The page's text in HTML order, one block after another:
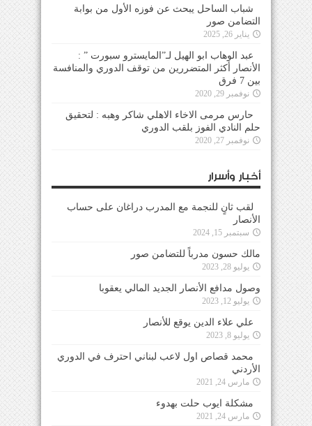
شباب الساحل يبحث عن فوزه الأول من بوابة
التضامن صور
يناير 26, 2025
عبد الوهاب ابو الهيل لـ”المايسترو سبورت ” :
الأنصار أكثر المتضررين من توقف الدوري والمنافسة
بين 7 فرق
نوفمبر 29, 2020
حارس مرمى الاخاء الاهلي شاكر وهبه : لتحقيق
حلم النادي الفوز بلقب الدوري
نوفمبر 27, 2020
أخبار وأسرار
لقب ثانٍ للنجمة مع المدرب دراغان على حساب
الأنصار
سبتمبر 15, 2024
مالك حسون مدرباً للتضامن صور
يوليو 28, 2023
وصول مدافع الأنصار الجديد المالي يعقوبا
يوليو 12, 2023
علي علاء الدين يوقع للأنصار
يوليو 8, 2023
محمد قصاص اول لاعب لبناني احترف في الدوري
الأردني
مارس 24, 2021
مشكلة ايوب حلت بهدوء
مارس 24, 2021